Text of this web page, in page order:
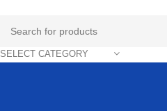
SELECT CATEGORY